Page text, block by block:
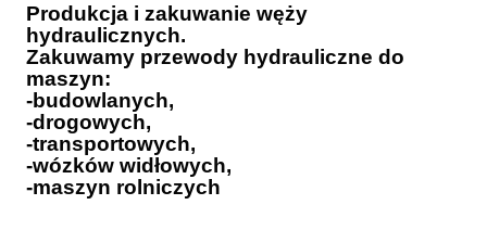
Produkcja i zakuwanie węży
hydraulicznych.
Zakuwamy przewody hydrauliczne do
maszyn:
-budowlanych,
-drogowych,
-transportowych,
-wózków widłowych,
-maszyn rolniczych